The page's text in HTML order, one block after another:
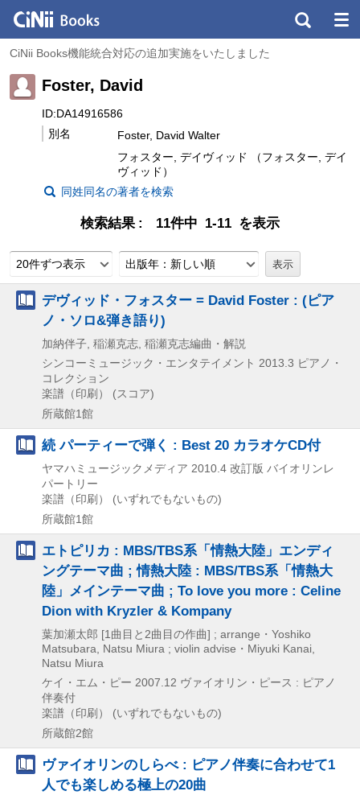
CiNii Books機能統合対応の追加実施をいたしました
Foster, David
ID:DA14916586
別名
Foster, David Walter
フォスター, デイヴィッド （フォスター, デイ
ヴィッド）
同姓同名の著者を検索
検索結果 11件中 1-11 を表示
20件ずつ表示 出版年：新しい順
デヴィッド・フォスター = David Foster : (ピア
ノ・ソロ&弾き語り)
加納伴子, 稲瀬克志, 稲瀬克志編曲・解説
シンコーミュージック・エンタテイメント 2013.3 ピアノ・
コレクション
楽譜（印刷） (スコア)
所蔵館1館
続 パーティーで弾く : Best 20 カラオケCD付
ヤマハミュージックメディア 2010.4 改訂版 バイオリンレ
パートリー
楽譜（印刷） (いずれでもないもの)
所蔵館1館
エトピリカ : MBS/TBS系「情熱大陸」エンディ
ングテーマ曲 ; 情熱大陸 : MBS/TBS系「情熱大
陸」メインテーマ曲 ; To love you more : Celine
Dion with Kryzler & Kompany
葉加瀬太郎 [1曲目と2曲目の作曲] ; arrange・Yoshiko
Matsubara, Natsu Miura ; violin advise・Miyuki Kanai,
Natsu Miura
ケイ・エム・ピー 2007.12 ヴァイオリン・ピース : ピアノ
伴奏付
楽譜（印刷） (いずれでもないもの)
所蔵館2館
ヴァイオリンのしらべ : ピアノ伴奏に合わせて1
人でも楽しめる極上の20曲